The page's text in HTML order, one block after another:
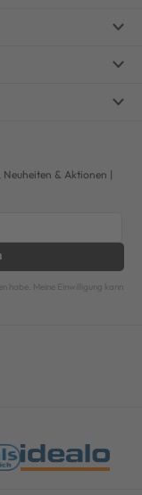
& Aktionen |
habe. Meine Einwilligung kann